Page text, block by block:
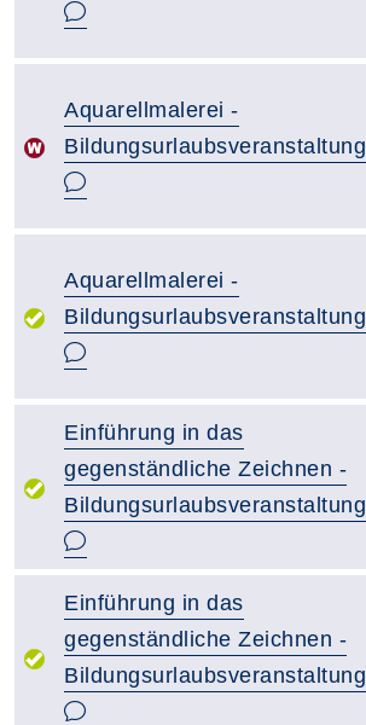
Aquarellmalerei -
Bildungsurlaubsveranstaltung
Aquarellmalerei -
Bildungsurlaubsveranstaltung
Einführung in das
gegenständliche Zeichnen -
Bildungsurlaubsveranstaltung
Einführung in das
gegenständliche Zeichnen -
Bildungsurlaubsveranstaltung